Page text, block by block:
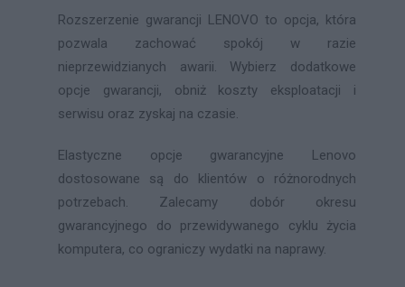
Rozszerzenie gwarancji LENOVO to opcja, która
pozwala zachować spokój w razie
nieprzewidzianych awarii. Wybierz dodatkowe
opcje gwarancji, obniż koszty eksploatacji i
serwisu oraz zyskaj na czasie.
Elastyczne opcje gwarancyjne Lenovo
dostosowane są do klientów o różnorodnych
potrzebach. Zalecamy dobór okresu
gwarancyjnego do przewidywanego cyklu życia
komputera, co ograniczy wydatki na naprawy.